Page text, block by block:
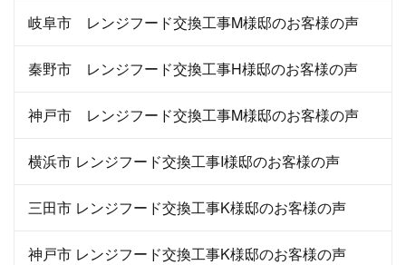
岐阜市 レンジフード交換工事M様邸のお客様の声
秦野市 レンジフード交換工事H様邸のお客様の声
神戸市 レンジフード交換工事M様邸のお客様の声
横浜市 レンジフード交換工事I様邸のお客様の声
三田市 レンジフード交換工事K様邸のお客様の声
神戸市 レンジフード交換工事K様邸のお客様の声